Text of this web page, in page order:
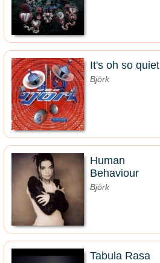
It's oh so quiet
Björk
Human
Behaviour
Björk
Tabula Rasa